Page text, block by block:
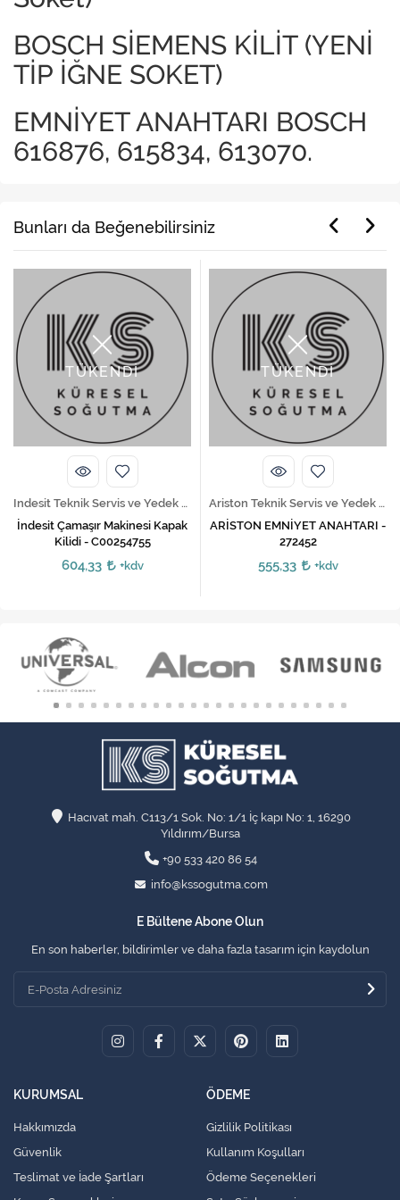
BOSCH SİEMENS KİLİT (YENİ
TİP İĞNE SOKET)
EMNİYET ANAHTARI BOSCH
616876, 615834, 613070.
Bunları da Beğenebilirsiniz
TÜKENDİ
Indesit Teknik Servis ve Yedek Parça Hizmetleri
İndesit Çamaşır Makinesi Kapak
Kilidi - C00254755
604,33 +kdv
TÜKENDİ
Ariston Teknik Servis ve Yedek Parça Hizmetleri
ARİSTON EMNİYET ANAHTARI -
272452
555,33 +kdv
Hacıvat mah. C113/1 Sok. No: 1/1 İç kapı No: 1, 16290
Yıldırım/Bursa
+90 533 420 86 54
info@kssogutma.com
E Bültene Abone Olun
En son haberler, bildirimler ve daha fazla tasarım için kaydolun
KURUMSAL
Hakkımızda
Güvenlik
Teslimat ve İade Şartları
ÖDEME
Gizlilik Politikası
Kullanım Koşulları
Ödeme Seçenekleri